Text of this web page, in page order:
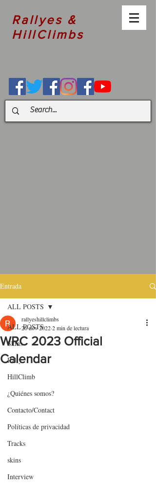
Rallyes &
HillClimbs
Entrada
ALL POSTS
Skins
Rally
HillClimb
¿Quiénes somos?
Contacto/Contact
Políticas de privacidad
Tracks
skins
Interview
ALL POSTS
WRC 2023 Official
Calendar
rallyeshillclimbs
26 nov 20222 min de lectura